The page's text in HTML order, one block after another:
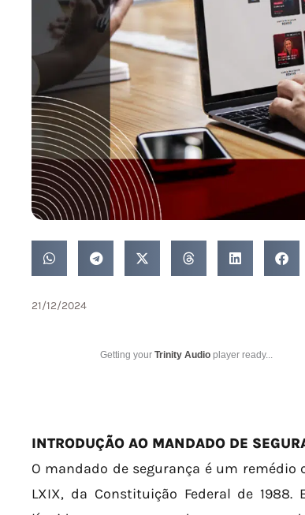
21/12/2024
Getting your Trinity Audio player ready...
INTRODUÇÃO AO MANDADO DE
O mandado de segurança é um
LXIX, da Constituição Federal de